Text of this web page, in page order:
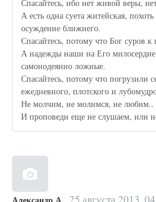
Спасайтесь, ибо нет живой веры,
А есть одна суета житейская,
осуждение ближнего.
Спасайтесь, потому что Бог суров
А надежды наши на Его
самонодеянно ложные.
Спасайтесь, потому что погрузили
ежедневного, плотского и
Не молчим, не молимся, не любим..
И проповеди еще не слушаем, или